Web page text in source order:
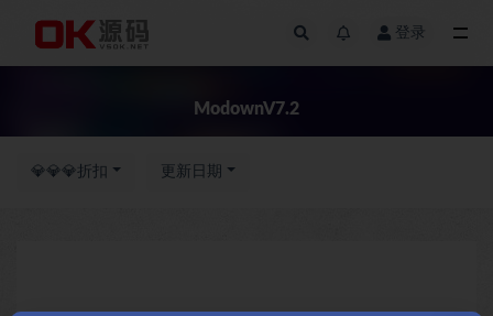
登录
ModownV7.2
💎💎💎折扣 更新日期